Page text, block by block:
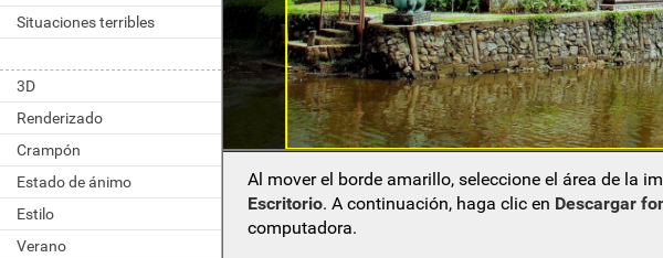
Situaciones terribles
3D
Renderizado
Crampón
Estado de ánimo
Estilo
Verano
Al mover el borde amarillo, seleccione el área de la
Escritorio. A continuación, haga clic en Descargar
computadora.